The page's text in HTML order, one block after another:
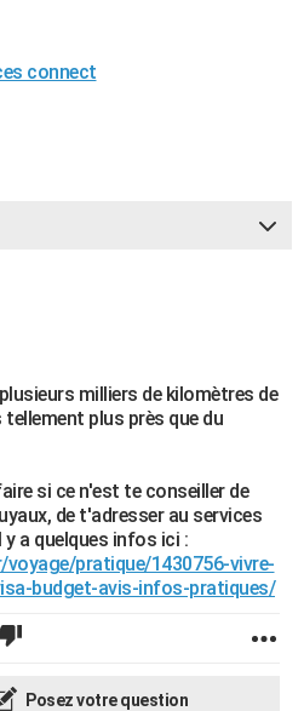
connect
milliers de kilomètres de
plus près que du
si ce n'est te conseiller de
de t'adresser au services
a quelques infos ici :
pratique/1430756-vivre-
budget-avis-infos-pratiques/
Posez votre question